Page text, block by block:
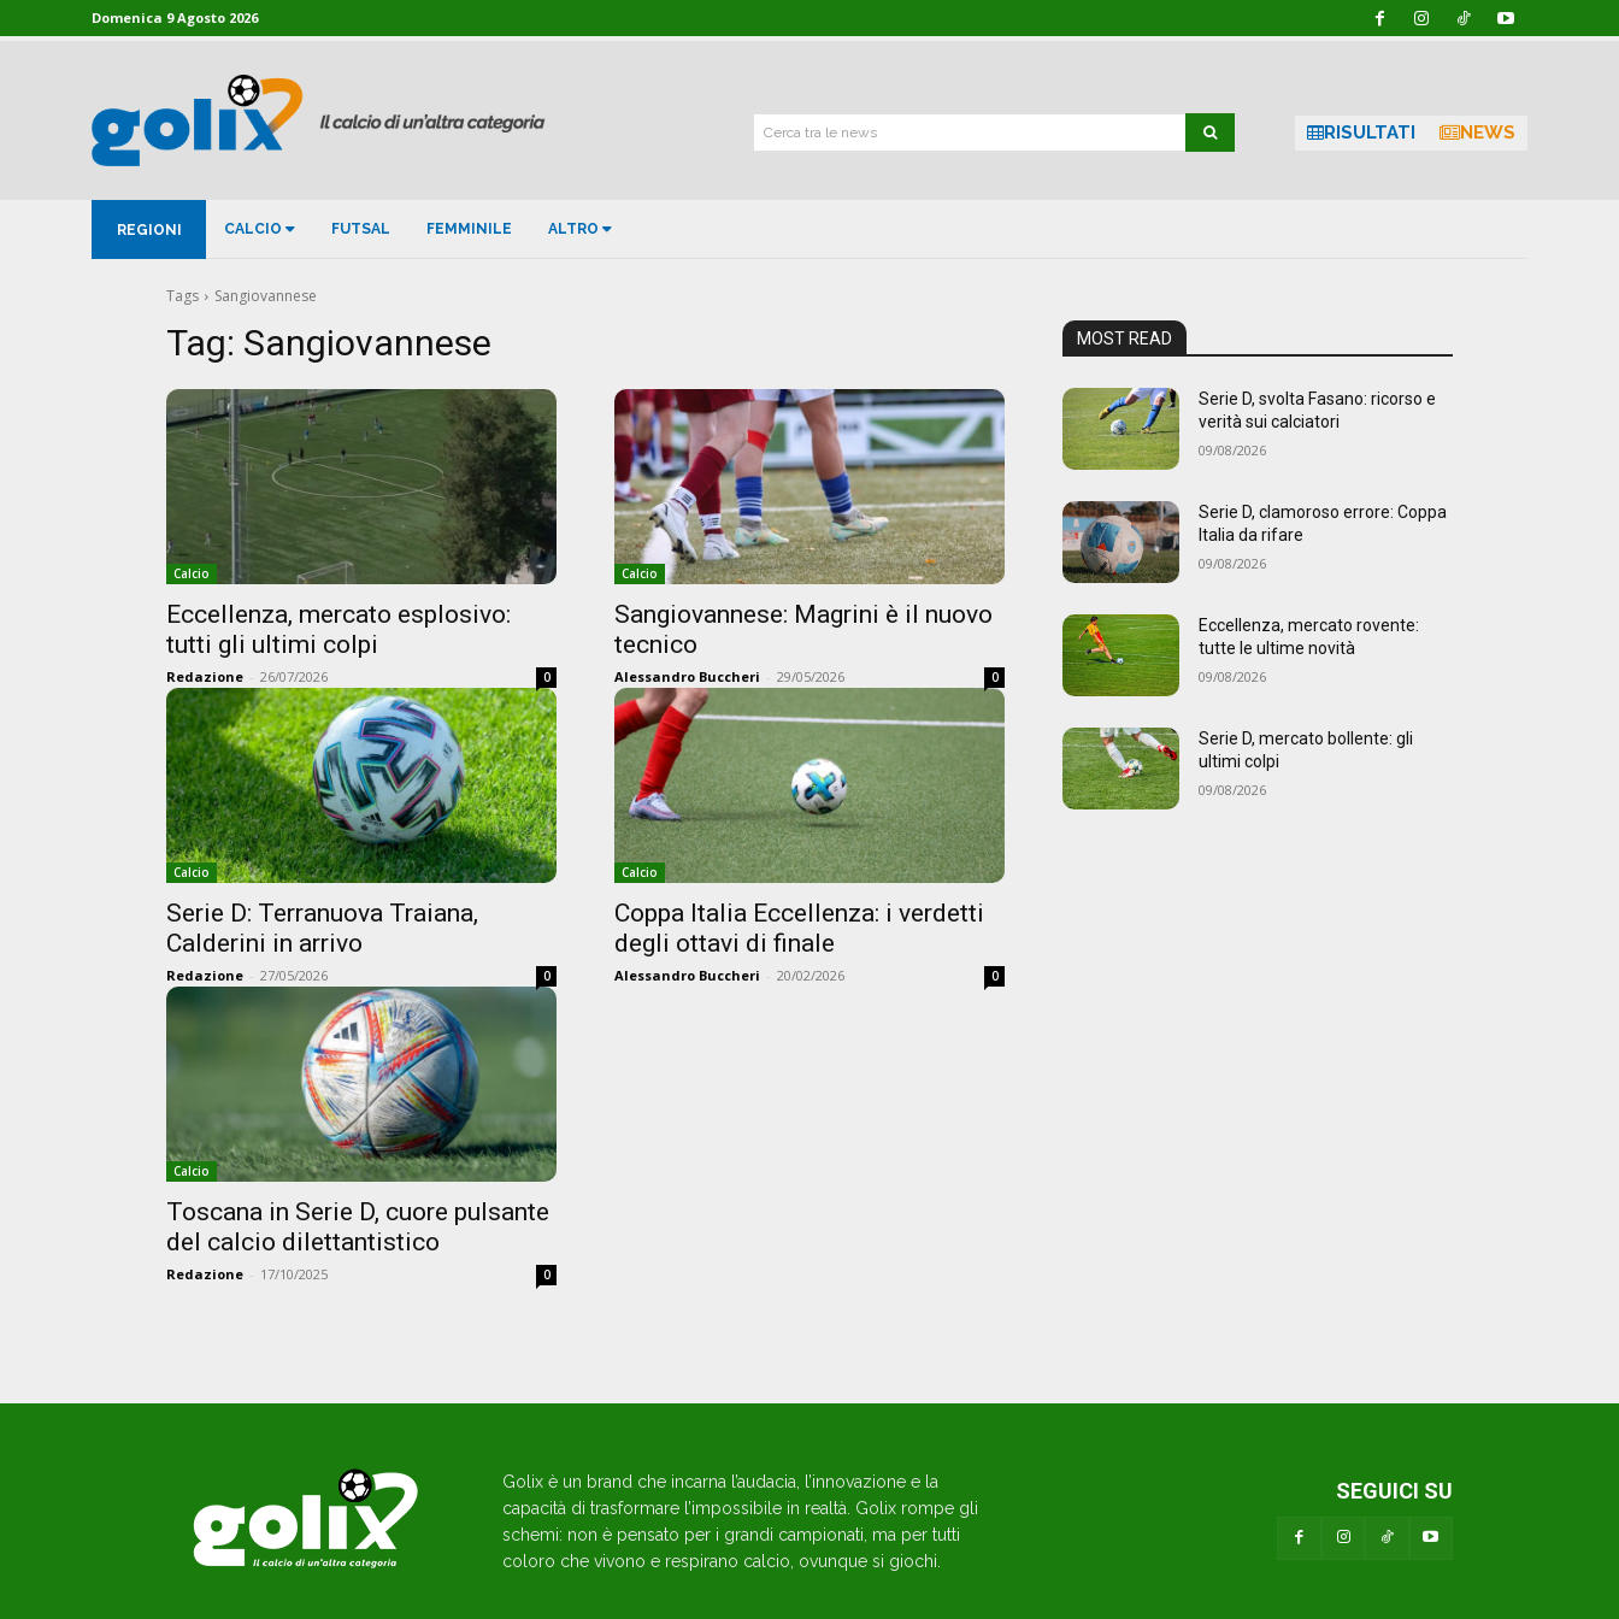
Domenica 9 Agosto 2026
Cerca tra le news RISULTATI NEWS
REGIONI CALCIO FUTSAL FEMMINILE ALTRO
Tags Sangiovannese
Tag: Sangiovannese
Calcio
Eccellenza, mercato esplosivo:
tutti gli ultimi colpi
Redazione - 26/07/2026 0
Calcio
Sangiovannese: Magrini è il nuovo
tecnico
Alessandro Buccheri - 29/05/2026 0
Calcio
Serie D: Terranuova Traiana,
Calderini in arrivo
Redazione - 27/05/2026 0
Calcio
Coppa Italia Eccellenza: i verdetti
degli ottavi di finale
Alessandro Buccheri - 20/02/2026 0
Calcio
Toscana in Serie D, cuore pulsante
del calcio dilettantistico
Redazione - 17/10/2025 0
MOST READ
Serie D, svolta Fasano: ricorso e
verità sui calciatori
09/08/2026
Serie D, clamoroso errore: Coppa
Italia da rifare
09/08/2026
Eccellenza, mercato rovente:
tutte le ultime novità
09/08/2026
Serie D, mercato bollente: gli
ultimi colpi
09/08/2026
Golix è un brand che incarna l’audacia, l’innovazione e la
capacità di trasformare l’impossibile in realtà. Golix rompe gli
schemi: non è pensato per i grandi campionati, ma per tutti
coloro che vivono e respirano calcio, ovunque si giochi.
SEGUICI SU